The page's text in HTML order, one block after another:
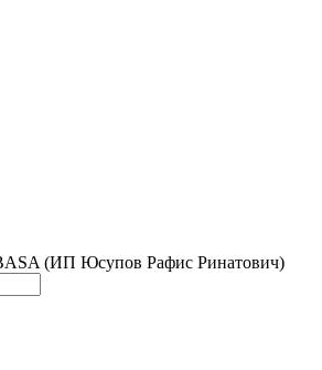
(ИП Юсупов Рафис Ринатович)